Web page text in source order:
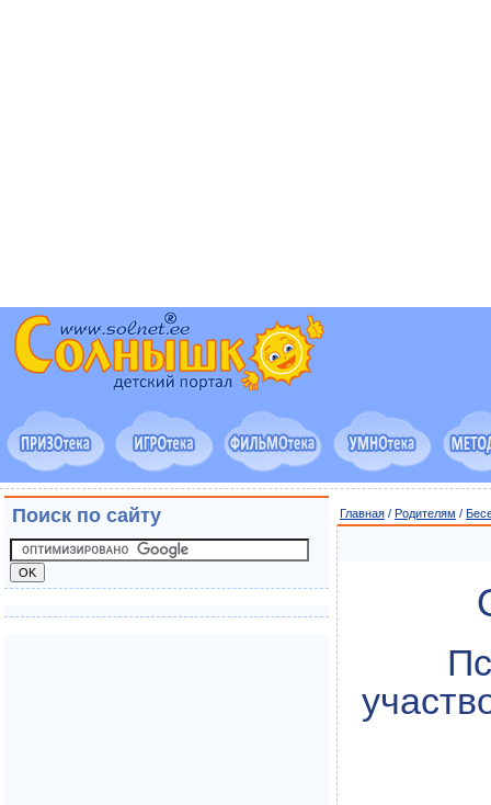
Главная / Родителям /
Поиск по сайту